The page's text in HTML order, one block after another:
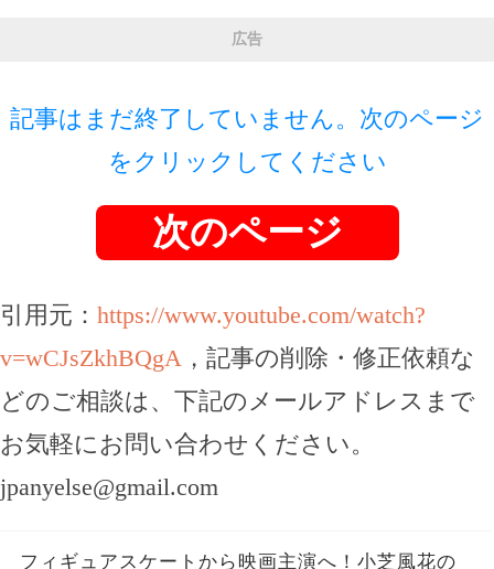
広告
記事はまだ終了していません。次のページ
をクリックしてください
次のページ
引用元： https://www.youtube.com/watch?
v=wCJsZkhBQgA ，記事の削除・修正依頼な
どのご相談は、下記のメールアドレスまで
お気軽にお問い合わせください。
jpanyelse@gmail.com
フィギュアスケートから映画主演へ！小芝風花の